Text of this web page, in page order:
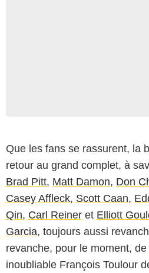
Que les fans se rassurent, la
retour au grand complet, à
Brad Pitt, Matt Damon, Don
Casey Affleck, Scott Caan,
Qin, Carl Reiner et Elliott
Garcia, toujours aussi
revanche, pour le moment, de
inoubliable François Toulour